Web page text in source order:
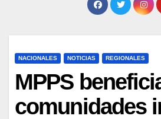
NACIONALES NOTICIAS REGIONALES
MPPS
comunidades